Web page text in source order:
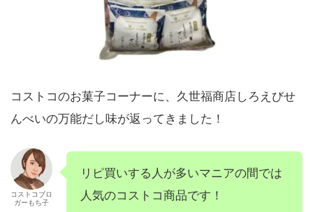
コストコのお菓子コーナーに、久世福商店しろえびせ
んべいの万能だし味が返ってきました！
コストコブロ
ガーもち子
リピ買いする人が多いマニアの間では
人気のコストコ商品です！